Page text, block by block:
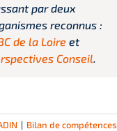
par deux
reconnus :
de la Loire et
Conseil
| Bilan de compétences